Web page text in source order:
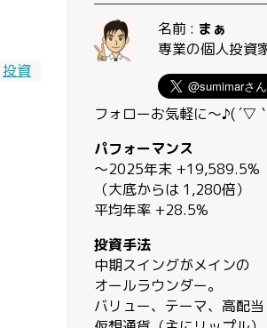
投資
名前 : まぁ
専業の個人投資
フォローお気軽に〜♪( ´▽
パフォーマンス
〜2025年末 +19,589.5%
（大底からは 1,280倍）
平均年率 +28.5%
投資手法
中期スイングがメインの
オールラウンダー。
バリュー、テーマ、高配当